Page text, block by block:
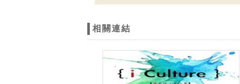
相關連結